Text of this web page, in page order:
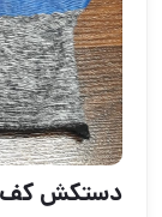
دستکش کف